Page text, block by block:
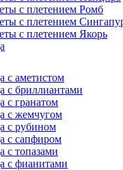
с плетением Ромб
с плетением
с плетением Якорь
с аметистом
с бриллиантами
с гранатом
с жемчугом
с рубином
с сапфиром
с топазами
с фианитами